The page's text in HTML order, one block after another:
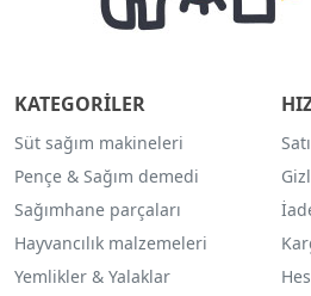
KATEGORİLER
Süt sağım makineleri
Pençe & Sağım demedi
Sağımhane parçaları
Hayvancılık malzemeleri
Yemlikler & Yalaklar